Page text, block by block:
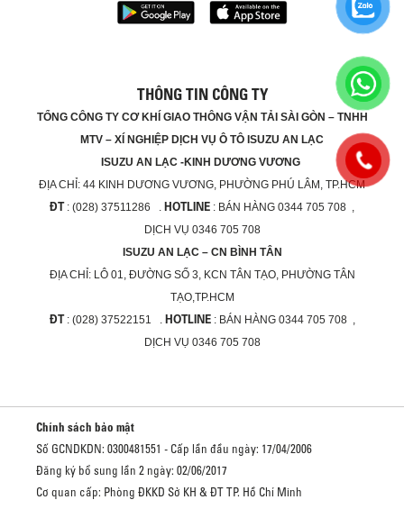
THÔNG TIN CÔNG TY
TỔNG CÔNG TY CƠ KHÍ GIAO THÔNG VẬN TẢI SÀI GÒN – TNHH
MTV – XÍ NGHIỆP DỊCH VỤ Ô TÔ ISUZU AN LẠC
ISUZU AN LẠC -KINH DƯƠNG VƯƠNG
ĐỊA CHỈ: 44 KINH DƯƠNG VƯƠNG, PHƯỜNG PHÚ LÂM, TP.HCM
ĐT: (028) 37511286 . HOTLINE : BÁN HÀNG 0344 705 708 ,
DỊCH VỤ 0346 705 708
ISUZU AN LẠC – CN BÌNH TÂN
ĐỊA CHỈ: LÔ 01, ĐƯỜNG SỐ 3, KCN TÂN TẠO, PHƯỜNG TÂN
TẠO,TP.HCM
ĐT: (028) 37522151 . HOTLINE: BÁN HÀNG 0344 705 708 ,
DỊCH VỤ 0346 705 708
Chính sách bảo mật
Số GCNDKDN: 0300481551 - Cấp lần đầu ngày: 17/04/2006
Đăng ký bổ sung lần 2 ngày: 02/06/2017
Cơ quan cấp: Phòng ĐKKD Sở KH & ĐT TP. Hồ Chí Minh